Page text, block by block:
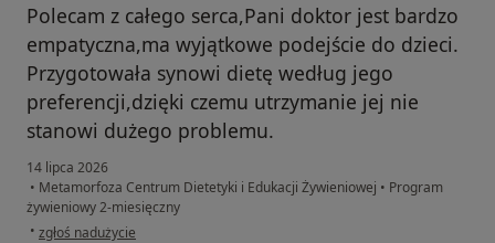
Polecam z całego serca,Pani doktor jest bardzo
empatyczna,ma wyjątkowe podejście do dzieci.
Przygotowała synowi dietę według jego
preferencji,dzięki czemu utrzymanie jej nie
stanowi dużego problemu.
14 lipca 2026
• Metamorfoza Centrum Dietetyki i Edukacji Żywieniowej • Program
żywieniowy 2-miesięczny
• w opinii użytkownika Alicja R
zgłoś nadużycie